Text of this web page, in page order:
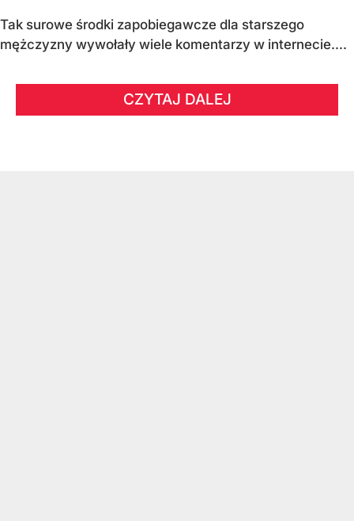
Tak surowe środki zapobiegawcze dla starszego
mężczyzny wywołały wiele komentarzy w internecie....
CZYTAJ DALEJ